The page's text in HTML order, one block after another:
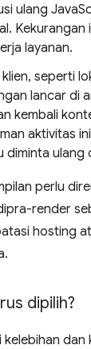
ulang
Kekurangan
layanan.
seperti
lancar di
kembali
aktivitas
diminta ulang
perlu
render
hosting
dipilih?
kelebihan